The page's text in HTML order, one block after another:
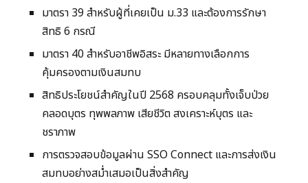
มาตรา 39 สำหรับผู้ที่เคยเป็น ม.33 และต้องการรักษา
สิทธิ 6 กรณี
มาตรา 40 สำหรับอาชีพอิสระ มีหลายทางเลือกการ
คุ้มครองตามเงินสมทบ
สิทธิประโยชน์สำคัญในปี 2568 ครอบคลุมทั้งเจ็บป่วย
คลอดบุตร ทุพพลภาพ เสียชีวิต สงเคราะห์บุตร และ
ชราภาพ
การตรวจสอบข้อมูลผ่าน SSO Connect และการส่งเงิน
สมทบอย่างสม่ำเสมอเป็นสิ่งสำคัญ